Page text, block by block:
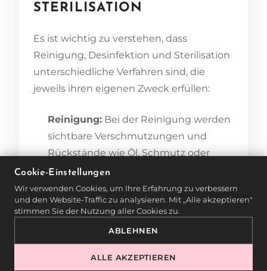
STERILISATION
Es ist wichtig zu verstehen, dass
Reinigung, Desinfektion und Sterilisation
unterschiedliche Verfahren sind, die
jeweils ihren eigenen Zweck erfüllen:
Reinigung: Bei der Reinigung werden
sichtbare Verschmutzungen und
Rückstände wie Öl, Schmutz oder
Kosmetikreste von den Werkzeugen
entfernt. Dies ist der erste Schritt in
der Pflege von Werkzeugen.
Desinfektion:Bei der Desinfektion
Cookie-Einstellungen
Wir verwenden Cookies, um Ihre Erfahrung zu verbessern
und den Website-Traffic zu analysieren. Mit „Alle akzeptieren"
stimmen Sie der Nutzung aller Cookies zu.
ABLEHNEN
ALLE AKZEPTIEREN